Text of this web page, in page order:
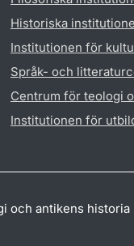
Historiska
Institutionen för
Språk- och
Centrum för teologi
Institutionen för
och antikens historia